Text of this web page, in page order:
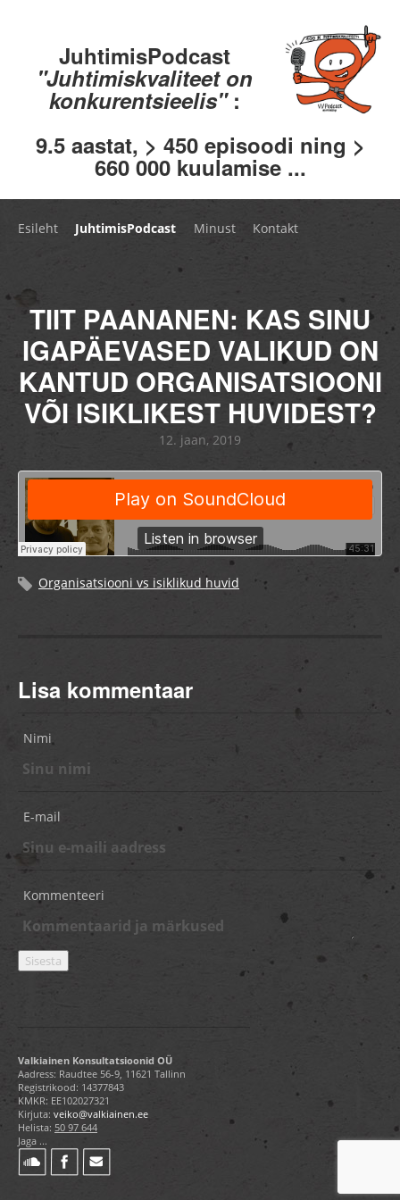
JuhtimisPodcast
"Juhtimiskvaliteet on
konkurentsieelis" :
9.5 aastat, > 450 episoodi ning >
660 000 kuulamise ...
Esileht JuhtimisPodcast Minust Kontakt
TIIT PAANANEN: KAS SINU
IGAPÄEVASED VALIKUD ON
KANTUD ORGANISATSIOONI
VÕI ISIKLIKEST HUVIDEST?
12. jaan, 2019
Organisatsiooni vs isiklikud huvid
Lisa kommentaar
Nimi
E-mail
Kommenteeri
Valkiainen Konsultatsioonid OÜ
Aadress: Raudtee 56-9, 11621 Tallinn
Registrikood: 14377843
KMKR: EE102027321
Kirjuta: veiko@valkiainen.ee
Helista: 50 97 644
Jaga ...